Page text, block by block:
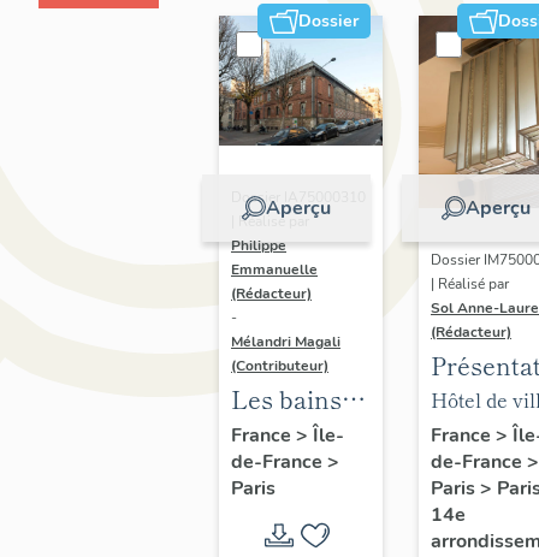
Dossier
Aperçu
Dossier IA75000310
| Réalisé par
Philippe
Emmanuelle
(Rédacteur)
-
Mélandri Magali
(Contributeur)
Les bains
douches
municipaux
de la ville
de Paris
France > Île-
de-France >
Paris
Aperçu
Dossier
| Réalisé par
Sol Anne-Laure
(Rédacteur)
du
de la
annexe
Hôtel de
annexe
France >
de-France >
Paris>
14e